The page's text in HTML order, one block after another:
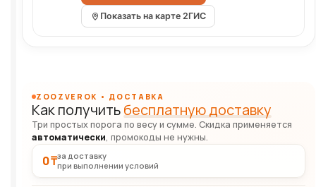
Показать на карте 2ГИС
ZOOZVEROK • ДОСТАВКА
Как получитьбесплатную доставку
Три простых порога по весу и сумме. Скидка применяется
автоматически, промокоды не нужны.
0 ₸за доставку
при выполнении условий